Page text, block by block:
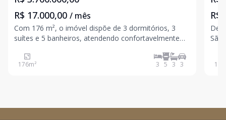
R$ 17.000,00 / mês
Com 176 m², o imóvel dispõe de 3 dormitórios, 3
suítes e 5 banheiros, atendendo confortavelmente
completa, incluindo piscina coletiva, salão de festas,
brinquedoteca e sala fitness. Ideal para quem busca
176m² 3 5 3 3
R$
São
150